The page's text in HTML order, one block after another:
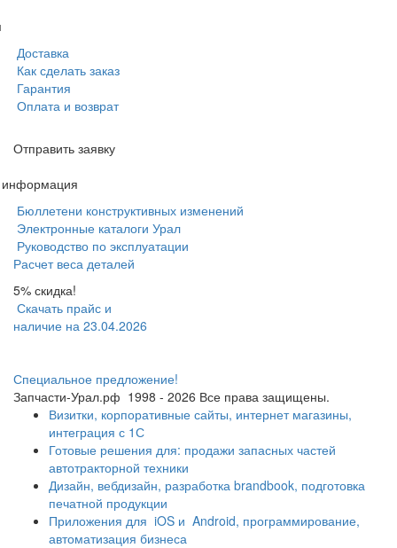
Доставка
Как сделать заказ
Гарантия
Оплата и возврат
Отправить заявку
информация
Бюллетени конструктивных изменений
Электронные каталоги Урал
Руководство по эксплуатации
Расчет веса деталей
5% скидка!
Скачать прайс и
наличие на 23.04.2026
Специальное предложение!
Запчасти-Урал.рф 1998 - 2026 Все права защищены.
Визитки, корпоративные сайты, интернет магазины,
интеграция с 1С
Готовые решения для: продажи запасных частей
автотракторной техники
Дизайн, вебдизайн, разработка brandbook, подготовка
печатной продукции
Приложения для iOS и Android, программирование,
автоматизация бизнеса